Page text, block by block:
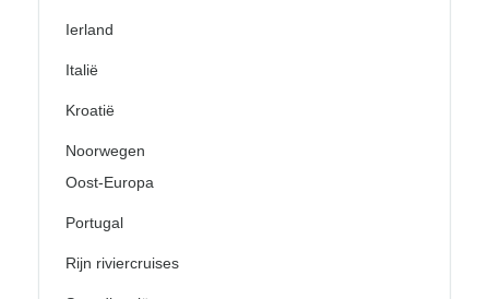
Ierland
Italië
Kroatië
Noorwegen
Oost-Europa
Portugal
Rijn riviercruises